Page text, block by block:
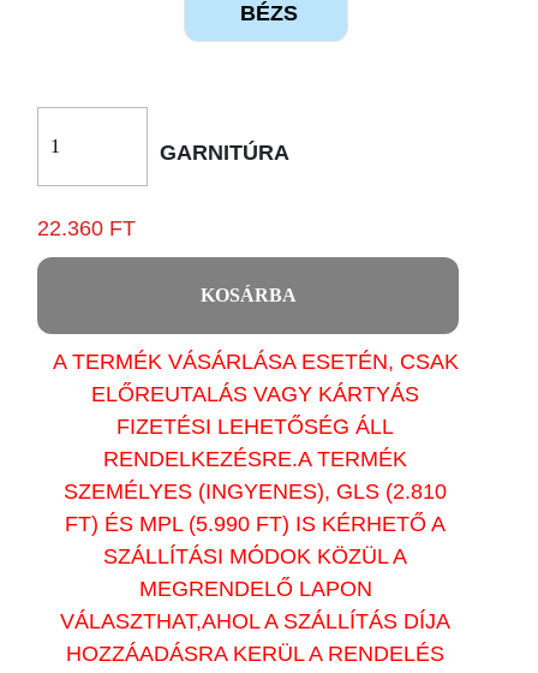
BÉZS
GARNITÚRA
22.360 FT
KOSÁRBA
A TERMÉK VÁSÁRLÁSA ESETÉN, CSAK
ELŐREUTALÁS VAGY KÁRTYÁS
FIZETÉSI LEHETŐSÉG ÁLL
RENDELKEZÉSRE.A TERMÉK
SZEMÉLYES (INGYENES), GLS (2.810
FT) ÉS MPL (5.990 FT) IS KÉRHETŐ A
SZÁLLÍTÁSI MÓDOK KÖZÜL A
MEGRENDELŐ LAPON
VÁLASZTHAT,AHOL A SZÁLLÍTÁS DÍJA
HOZZÁADÁSRA KERÜL A RENDELÉS